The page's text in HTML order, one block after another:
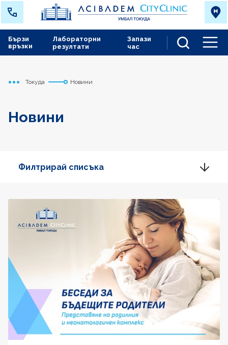
Лабораторни
резултати
Запази
час
Бързи
връзки
Начало
Токуда Новини
Новини
Филтрирай списъка